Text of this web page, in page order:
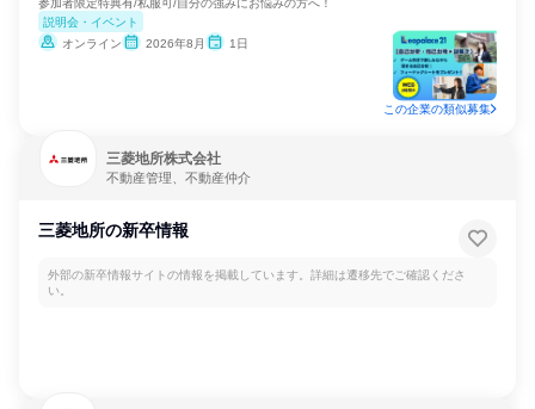
参加者限定特典有/私服可/自分の強みにお悩みの方へ！
説明会・イベント
オンライン
2026年8月 1日
この企業の類似募集
三菱地所株式会社
不動産管理、不動産仲介
三菱地所の新卒情報
外部の新卒情報サイトの情報を掲載しています。詳細は遷移先でご確認くださ
い。